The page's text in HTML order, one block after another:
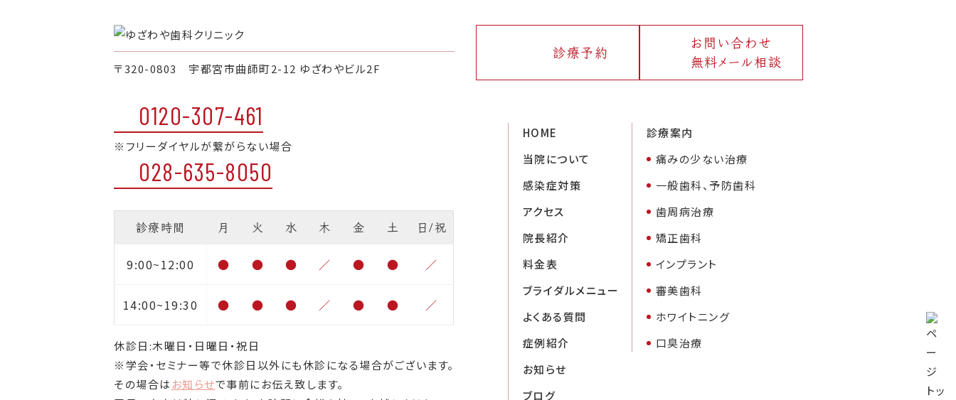
〒320-0803 宇都宮市曲師町2-12 ゆざわやビル2F
0120-307-461
※フリーダイヤルが繋がらない場合
028-635-8050
診療時間 月 火 水 木 金 土 日/祝
9:00~12:00 ● ● ● ／ ● ● ／
14:00~19:30 ● ● ● ／ ● ● ／
休診日:木曜日・日曜日・祝日
※学会・セミナー等で休診日以外にも休診になる場合がございます。
その場合は お知らせで事前にお伝え致します。
診療予約
お問い合わせ
無料メール相談
HOME
当院について
感染症対策
アクセス
院長紹介
料金表
ブライダルメニュー
よくある質問
症例紹介
お知らせ
ブログ
診療案内
痛みの少ない治療
一般歯科、予防歯科
歯周病治療
矯正歯科
インプラント
審美歯科
ホワイトニング
口臭治療